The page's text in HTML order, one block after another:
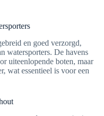
en goed verzorgd,
watersporters. De havens
uiteenlopende boten, maar
wat essentieel is voor een